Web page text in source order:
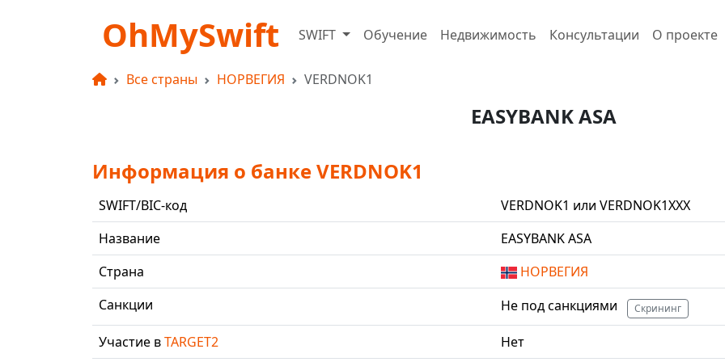
OhMySwift SWIFT Обучение Недвижимость Консультации О проекте
Все страны НОРВЕГИЯ VERDNOK1
EASYBANK ASA
Информация о банке VERDNOK1
SWIFT/BIC-код
VERDNOK1 или VERDNOK1XXX
Название
EASYBANK ASA
Страна
НОРВЕГИЯ
Санкции
Не под санкциями Скрининг
Участие вTARGET2 Нет